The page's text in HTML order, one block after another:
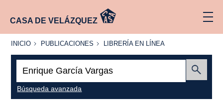
CASA DE VELÁZQUEZ
INICIO
INICIO PUBLICACIONES
PUBLICACIONES
LIBRERÍA
LÍNEA
LIBRERÍA EN LÍNEA
Búsqueda avanzada